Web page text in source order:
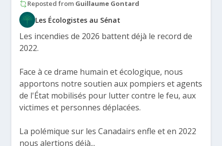
Reposted from Guillaume Gontard
Les Écologistes au Sénat
Les incendies de 2026 battent déjà le record de
2022.
Face à ce drame humain et écologique, nous
apportons notre soutien aux pompiers et agents
de l'État mobilisés pour lutter contre le feu, aux
victimes et personnes déplacées.
La polémique sur les Canadairs enfle et en 2022
nous alertions déjà...